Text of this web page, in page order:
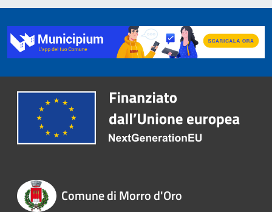
Comune di Morro d'Oro